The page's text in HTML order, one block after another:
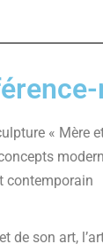
« Mère
contemporain
de son art,